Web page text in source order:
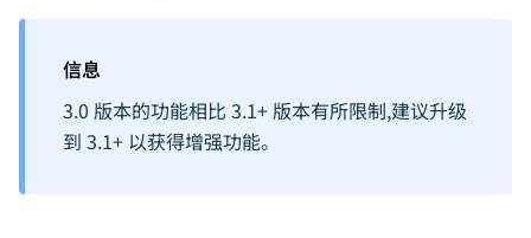
信息
3.0 版本的功能相比 3.1+ 版本有所限制,建议升级
到 3.1+ 以获得增强功能。